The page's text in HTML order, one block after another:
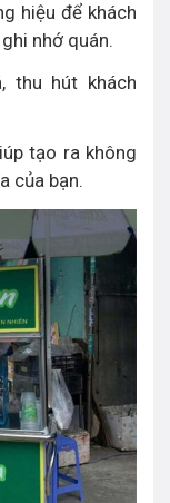
hiệu để khách
nhớ quán.
thu hút khách
tạo ra không
của bạn.